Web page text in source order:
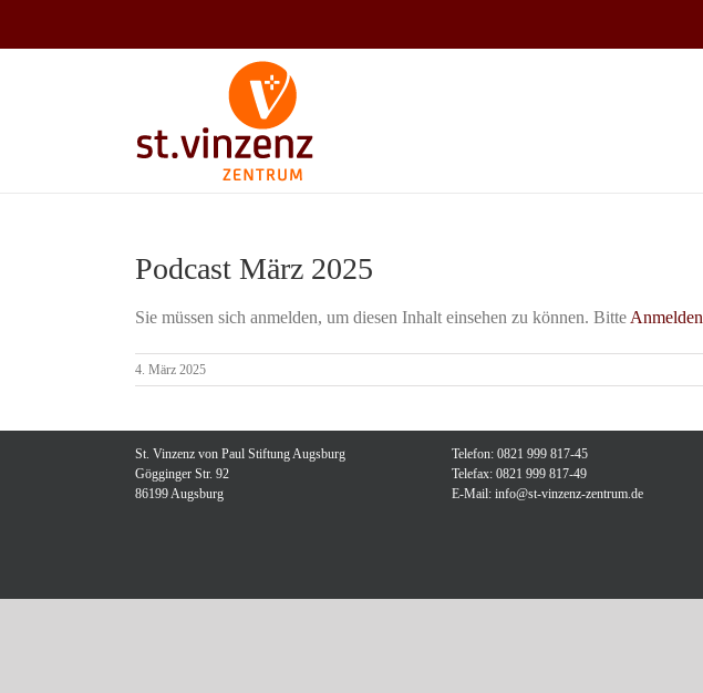
Podcast März 2025
Sie müssen sich anmelden, um diesen Inhalt einsehen zu können. Bitte Anmelden
4. März 2025
St. Vinzenz von Paul Stiftung Augsburg
Gögginger Str. 92
86199 Augsburg
Telefon: 0821 999 817-45
Telefax: 0821 999 817-49
E-Mail: info@st-vinzenz-zentrum.de